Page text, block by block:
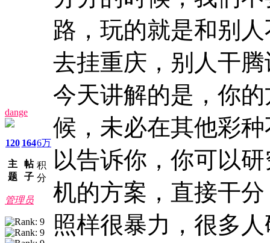
dange
120
主
题
164
帖
子
6万
积
分
管理员
路，玩的就是和别
去挂重庆，别人干
今天讲解的是，你
候，未必在其他彩
以告诉你，你可以
机的方案，直接干
照样很暴力，很多